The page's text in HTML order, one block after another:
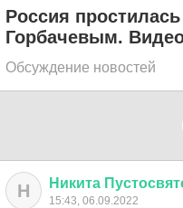
Россия
Горбачевым.
Обсуждение новостей
Н Никита
15:43, 06.09.2022